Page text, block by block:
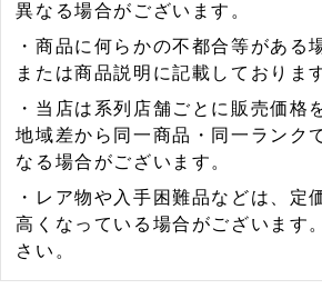
異なる場合がございます。
・商品に何らかの不都合等がある
または商品説明に記載しておりま
・当店は系列店舗ごとに販売価格
地域差から同一商品・同一ランク
なる場合がございます。
・レア物や入手困難品などは、定
高くなっている場合がございます
さい。